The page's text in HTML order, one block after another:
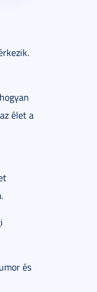
élet a
és